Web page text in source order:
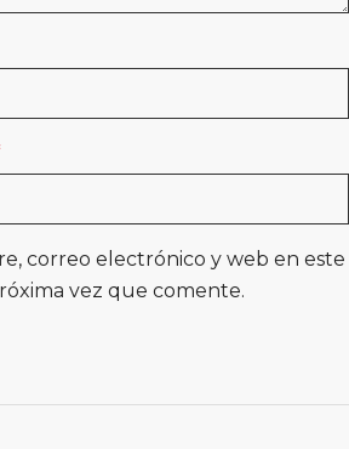
correo electrónico y web en este
vez que comente.